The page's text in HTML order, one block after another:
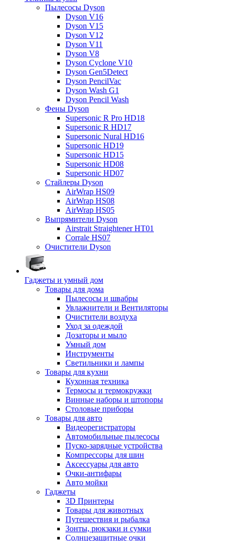
Пылесосы Dyson
Dyson V16
Dyson V15
Dyson V12
Dyson V11
Dyson V8
Dyson Cyclone V10
Dyson Gen5Detect
Dyson PencilVac
Dyson Wash G1
Dyson Pencil Wash
Фены Dyson
Supersonic R Pro HD18
Supersonic R HD17
Supersonic Nural HD16
Supersonic HD19
Supersonic HD15
Supersonic HD08
Supersonic HD07
Стайлеры Dyson
AirWrap HS09
AirWrap HS08
AirWrap HS05
Выпрямители Dyson
Airstrait Straightener HT01
Corrale HS07
Очистители Dyson
Гаджеты и умный дом
Товары для дома
Пылесосы и швабры
Увлажнители и Вентиляторы
Очистители воздуха
Уход за одеждой
Дозаторы и мыло
Умный дом
Инструменты
Светильники и лампы
Товары для кухни
Кухонная техника
Термосы и термокружки
Винные наборы и штопоры
Столовые приборы
Товары для авто
Видеорегистраторы
Автомобильные пылесосы
Пуско-зарядные устройства
Компрессоры для шин
Аксессуары для авто
Очки-антифары
Авто мойки
Гаджеты
3D Принтеры
Товары для животных
Путешествия и рыбалка
Зонты, рюкзаки и сумки
Солнцезащитные очки